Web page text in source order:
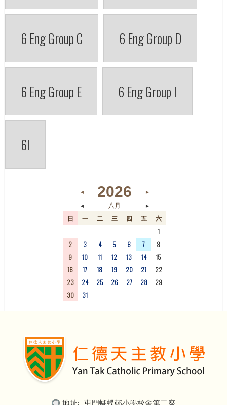
6 Eng Group C 6 Eng Group D
6 Eng Group E 6 Eng Group I
6I
◄ 2026
►
◄
八月 ►
日 一 二 三 四 五
六
1
2
3 4 5 6 7
8
9
10 11 12 13 14
15
16
17 18 19 20 21
22
23
24 25 26 27 28
29
30
31
地址: 屯門蝴蝶邨小學校舍第二座